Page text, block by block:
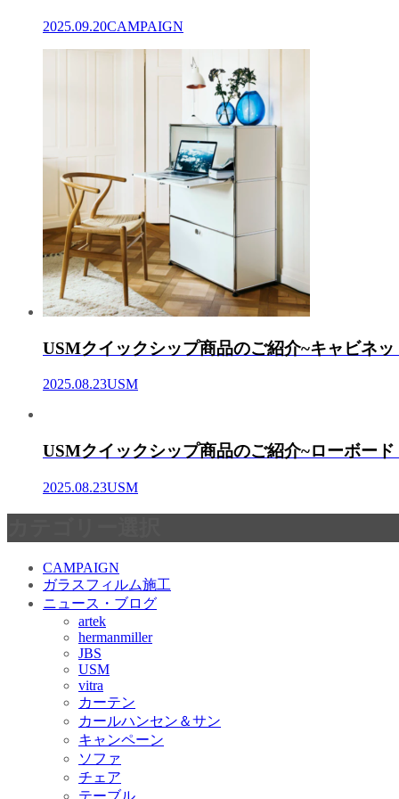
2025.09.20CAMPAIGN
USMクイックシップ商品のご紹介~キャビネ
2025.08.23USM
USMクイックシップ商品のご紹介~ローボード
2025.08.23USM
CAMPAIGN
ガラスフィルム施工
ニュース・ブログ
artek
hermanmiller
JBS
USM
vitra
カーテン
カールハンセン＆サン
キャンペーン
ソファ
チェア
テーブル